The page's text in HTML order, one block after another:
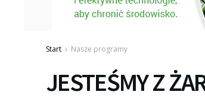
Start Nasze programy
JESTEŚMY Z